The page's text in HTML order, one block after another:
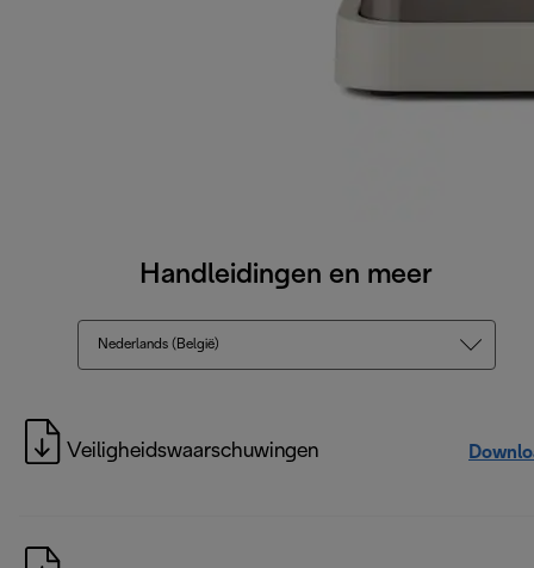
Handleidingen en meer
Nederlands (België)
Veiligheidswaarschuwingen